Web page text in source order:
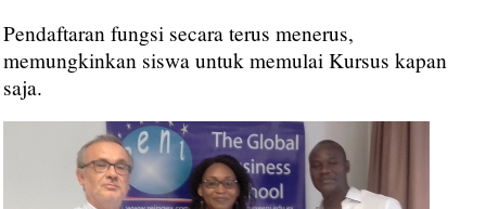
Pendaftaran fungsi secara terus menerus,
memungkinkan siswa untuk memulai Kursus kapan
saja.